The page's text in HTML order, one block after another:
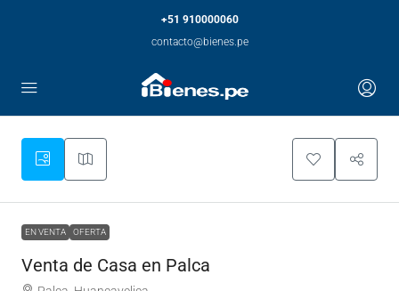
+51 910000060
contacto@bienes.pe
EN VENTA OFERTA
Venta de Casa en Palca